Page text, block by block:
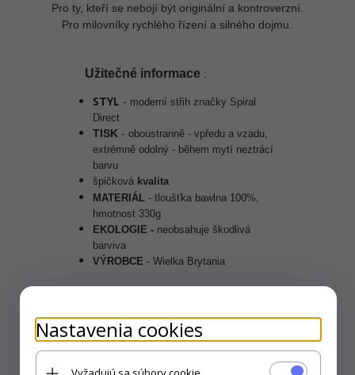
Pro ty, kteří se nebojí být originální a kontroverzní.
Pro milovníky rychlého řízení a silného dojmu.
Užitečné informace :
STYL - moderní střih značky Spiral
Direct
TISK - oboustranně - vpředu a vzadu,
extrémně odolný - během mytí neztrácí
barvu
špičková kvalita
MATERI ÁL - tloušťka bawlna 100%,
hmotnost 330g
EKOLOGIE - neobsahuje škodlivá
barviva
VÝROBCE - Wielka Brytania
Nastavenia cookies